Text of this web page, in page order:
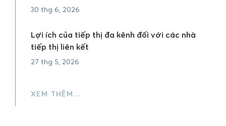
30 thg 6, 2026
Lợi ích của tiếp thị đa kênh đối với các nhà
tiếp thị liên kết
27 thg 5, 2026
XEM THÊM…